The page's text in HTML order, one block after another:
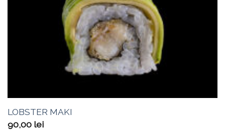
LOBSTER MAKI
90,00 lei